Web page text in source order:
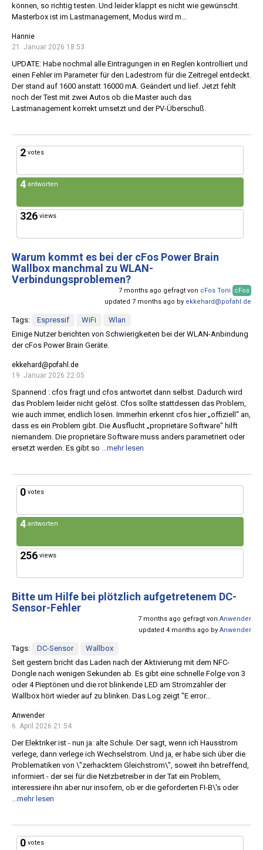
können, so richtig testen. Und leider klappt es nicht wie gewünscht.
Masterbox ist im Lastmanagement, Modus wird m...
Hannie
21. Januar 2026 18:53
UPDATE: Habe nochmal alle Eintragungen in en Reglen kontrolliert und
einen Fehler im Parameter für den Ladestrom für die Zeitregel entdeckt.
Der stand auf 1600 anstatt 16000 mA. Geändert und lief. Jetzt fehlt
noch der Test mit zwei Autos ob die Master auch das
Lastmanagement korrekt umsetzt und der PV-Überschuß.
2 votes
4 antworten
326 views
Warum kommt es bei der cFos Power Brain
Wallbox manchmal zu WLAN-
Verbindungsproblemen?
7 months ago gefragt von cFos Toni
cFos
updated 7 months ago by ekkehard@pofahl.de
Tags: Espressif WiFi
Wlan
Einige Nutzer berichten von Schwierigkeiten bei der WLAN-Anbindung
der cFos Power Brain Geräte.
ekkehard@pofahl.de
19. Januar 2026 22:05
Spannend : cfos fragt und cfos antwortet dann selbst. Dadurch wird
das Problem leider nicht gelöst. Cfos sollte stattdessen das Problem,
wie auch immer, endlich lösen. Immerhin erkennt cfos hier „offiziell“ an,
dass es ein Problem gibt. Die Ausflucht „proprietäre Software“ hilft
niemandem. Die proprietäre Software muss anders parametriert oder
ersetzt werden. Es gibt so
...mehr lesen
0 votes
4 antworten
256 views
Bitte um Hilfe bei plötzlich aufgetretenem DC-
Sensor-Fehler
7 months ago gefragt von Anwender
updated 4 months ago by Anwender
Tags: DC-Sensor
Wallbox
Seit gestern bricht das Laden nach der Aktivierung mit dem NFC-
Dongle nach wenigen Sekunden ab. Es gibt eine schnelle Folge von 3
oder 4 Pieptönen und die rot blinkende LED am Stromzähler der
Wallbox hört wieder auf zu blinken. Das Log zeigt "E error...
Anwender
6. April 2026 21:54
Der Elektriker ist - nun ja: alte Schule. Der sagt, wenn ich Hausstrom
verlege, dann verlege ich Wechselstrom. Und ja, er habe sich über die
Problematiken von \"zerhacktem Gleichstrom\", soweit ihn betreffend,
informiert - der sei für die Netzbetreiber in der Tat ein Problem,
interessiere ihn aber nur insofern, ob er die geforderten FI-B\'s oder
...mehr lesen
0 votes